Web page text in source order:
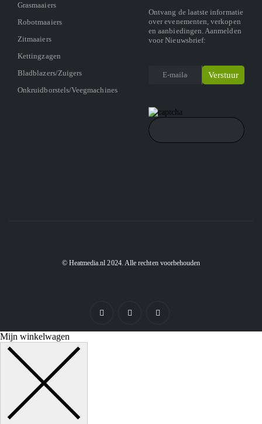
Grasmaaiers
Robotmaaiers
Zitmaaiers
Kettingzagen
Bladblazers/Zuigers
Onkruidborstels/Veegmachines
Ontvang de laatste informatie
over evenementen, verkopen
en aanbiedingen. Aanmelden
voor Nieuwsbrief:
© Heatmedia.nl 2024. Alle rechten voorbehouden
Mijn winkelwagen